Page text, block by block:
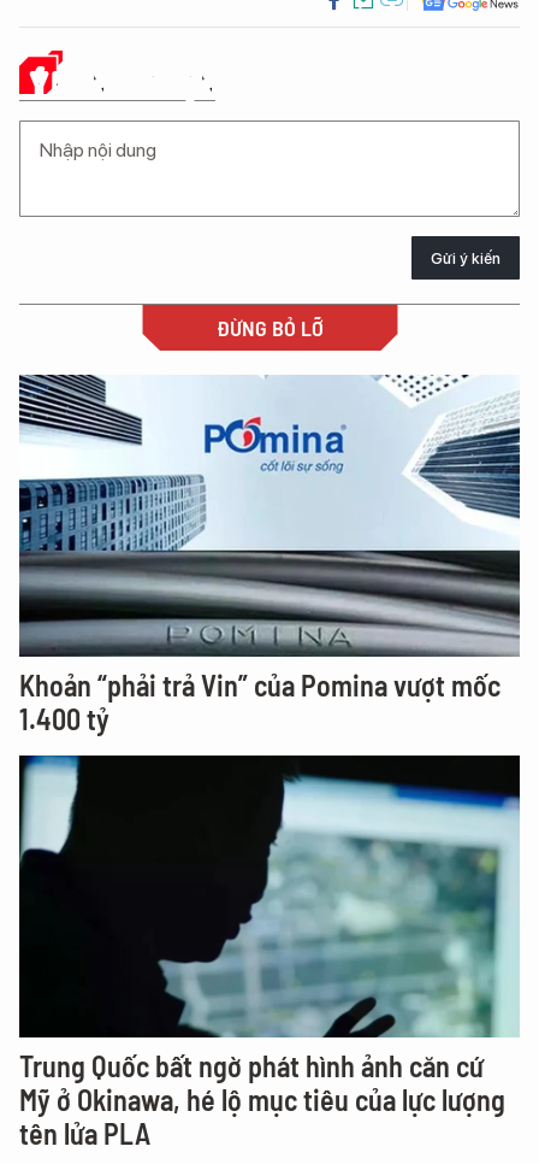
Ý KIẾN CỦA BẠN
Gửi ý kiến
ĐỪNG BỎ LỠ
Khoản “phải trả Vin” của Pomina vượt mốc
1.400 tỷ
Trung Quốc bất ngờ phát hình ảnh căn cứ
Mỹ ở Okinawa, hé lộ mục tiêu của lực lượng
tên lửa PLA